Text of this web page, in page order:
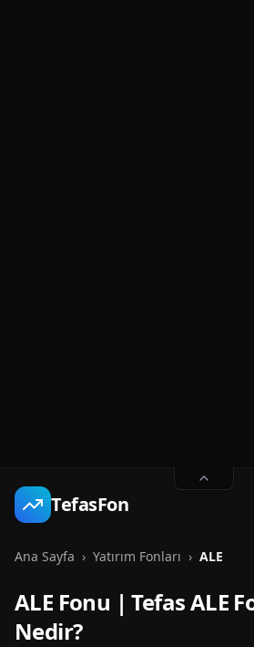
TefasFon
Ana Sayfa › Yatırım Fonları › ALE
ALE Fonu | TefasALE
Nedir?